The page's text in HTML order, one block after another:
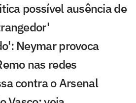
possível ausência de
Neymar provoca
nas redes
contra o Arsenal